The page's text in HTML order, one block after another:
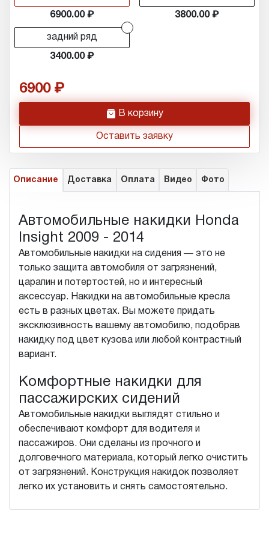
6900.00 3800.00
задний ряд
3400.00
6900
h В корзину
Оставить заявку
Описание Доставка Оплата Видео Фото
Автомобильные накидки Honda
Insight 2009 - 2014
Автомобильные накидки на сидения — это не
только защита автомобиля от загрязнений,
царапин и потертостей, но и интересный
аксессуар. Накидки на автомобильные кресла
есть в разных цветах. Вы можете придать
эксклюзивность вашему автомобилю, подобрав
накидку под цвет кузова или любой контрастный
вариант.
Комфортные накидки для
пассажирских сидений
Автомобильные накидки выглядят стильно и
обеспечивают комфорт для водителя и
пассажиров. Они сделаны из прочного и
долговечного материала, который легко очистить
от загрязнений. Конструкция накидок позволяет
легко их установить и снять самостоятельно.